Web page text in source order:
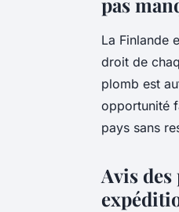
La Finlande
droit de
plomb est
opportunité
pays sans
Avis